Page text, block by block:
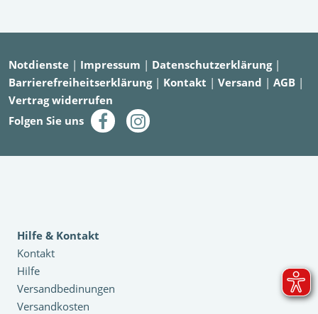
Notdienste | Impressum | Datenschutzerklärung|
Barrierefreiheitserklärung| Kontakt | Versand | AGB |
Vertrag widerrufen
Folgen Sie uns
Hilfe & Kontakt
Kontakt
Hilfe
Versandbedinungen
Versandkosten